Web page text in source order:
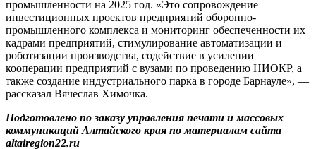
промышленности на 2025 год. «Это сопровождение
инвестиционных проектов предприятий оборонно-
промышленного комплекса и мониторинг обеспеченности их
кадрами предприятий, стимулирование автоматизации и
роботизации производства, содействие в усилении
кооперации предприятий с вузами по проведению НИОКР, а
также создание индустриального парка в городе Барнауле», —
рассказал Вячеслав Химочка.
Подготовлено по заказу управления печати и массовых
коммуникаций Алтайского края по материалам сайта
altairegion22.ru